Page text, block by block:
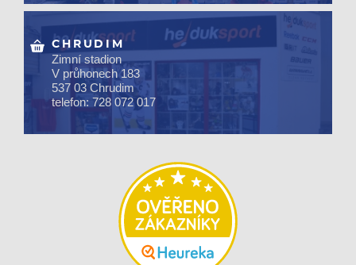
CHRUDIM
Zimní stadion
V průhonech 183
537 03 Chrudim
telefon: 728 072 017